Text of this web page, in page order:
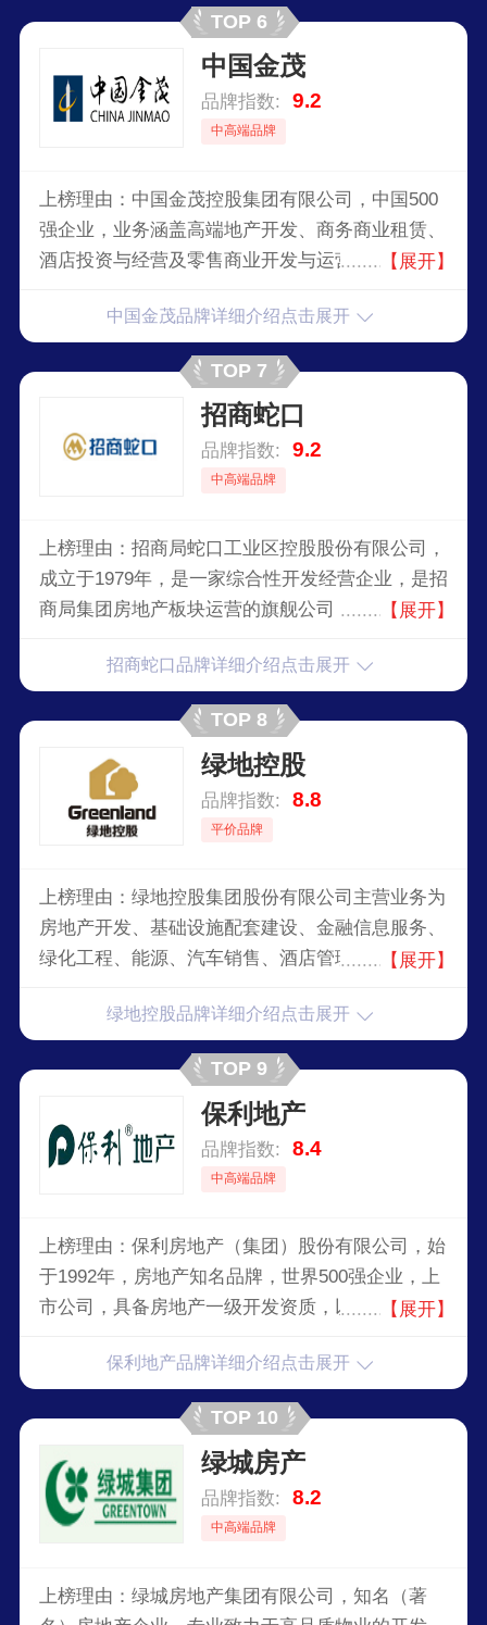
TOP 6
中国金茂
品牌指数: 9.2
中高端品牌
上榜理由：中国金茂控股集团有限公司，中国500
强企业，业务涵盖高端地产开发、商务商业租赁、
酒店投资与经营及零售商业开发与运营，中国知名
【展开】
中国金茂品牌详细介绍点击展开
TOP 7
招商蛇口
品牌指数: 9.2
中高端品牌
上榜理由：招商局蛇口工业区控股股份有限公司，
成立于1979年，是一家综合性开发经营企业，是招
商局集团房地产板块运营的旗舰公司，是招商局集
口工业区两大平台的独特优势，联动发展，高起点
探索全新、高综合回报率、一体化的商业模式，进
一步提升母港及周边区域土地价值，引导腹地区域
产业升级和城市升级。
【展开】
招商蛇口品牌详细介绍点击展开
TOP 8
绿地控股
品牌指数: 8.8
平价品牌
上榜理由：绿地控股集团股份有限公司主营业务为
房地产开发、基础设施配套建设、金融信息服务、
绿化工程、能源、汽车销售、酒店管理、物业管理
业工程、建筑装饰、建筑设计、建筑材料贸易、园
林绿化、债权投资、股权投资、资产管理和资本运
作、进口商品直销、酒店旅游、汽车服务、绿地全
球商品直销中心、酒店旅游、汽车服务、煤炭贸
易、油品零售。
【展开】
绿地控股品牌详细介绍点击展开
TOP 9
保利地产
品牌指数: 8.4
中高端品牌
上榜理由：保利房地产（集团）股份有限公司，始
于1992年，房地产知名品牌，世界500强企业，上
市公司，具备房地产一级开发资质，以商品住宅开
【展开】
保利地产品牌详细介绍点击展开
TOP 10
绿城房产
品牌指数: 8.2
中高端品牌
上榜理由：绿城房地产集团有限公司，知名（著